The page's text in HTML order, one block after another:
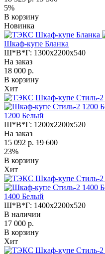
5%
В корзину
Новинка
Шкаф-купе Бланка
Ш*В*Г: 1300x2200x540
На заказ
18 000 р.
В корзину
Хит
1200 Белый
Ш*В*Г: 1200x2200x520
На заказ
15 092 р. 19 600
23%
В корзину
Хит
1400 Белый
Ш*В*Г: 1400x2200x520
В наличии
17 000 р.
В корзину
Хит